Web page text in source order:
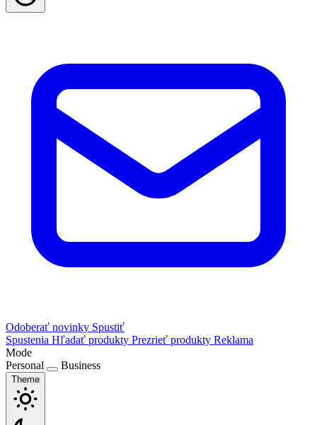
Odoberať novinky Spustiť
Spustenia Hľadať produkty Prezrieť produkty Reklama
Mode
Personal
Business
Theme